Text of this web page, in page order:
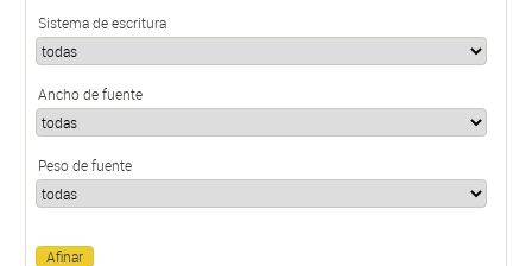
Sistema de escritura
Ancho de fuente
Peso de fuente